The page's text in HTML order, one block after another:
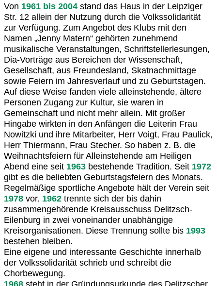
Von 1961 bis 2004 stand das Haus in der Leipziger
Str. 12 allein der Nutzung durch die Volkssolidarität
zur Verfügung. Zum Angebot des Klubs mit den
Namen „Jenny Matern“ gehörten zunehmend
musikalische Veranstaltungen, Schriftstellerlesungen,
Dia-Vorträge aus Bereichen der Wissenschaft,
Gesellschaft, aus Freundesland, Skatnachmittage
sowie Feiern im Jahresverlauf und zu Geburtstagen.
Auf diese Weise fanden viele alleinstehende, ältere
Personen Zugang zur Kultur, sie waren in
Gemeinschaft und nicht mehr allein. Mit großer
Hingabe wirkten in den Anfängen die Leiterin Frau
Nowitzki und ihre Mitarbeiter, Herr Voigt, Frau Paulick,
Herr Thiermann, Frau Stecher. So haben z. B. die
Weihnachtsfeiern für Alleinstehende am Heiligen
Abend eine seit 1963 bestehende Tradition. Seit 1972
gibt es die beliebten Geburtstagsfeiern des Monats.
Regelmäßige sportliche Angebote hält der Verein seit
1978 vor. 1962 trennte sich der bis dahin
zusammengehörende Kreisausschuss Delitzsch-
Eilenburg in zwei voneinander unabhängige
Kreisorganisationen. Diese Trennung sollte bis 1993
bestehen bleiben.
Eine eigene und interessante Geschichte innerhalb
der Volkssolidarität schrieb und schreibt die
Chorbewegung.
1968 steht in der Gründungsurkunde des Delitzscher